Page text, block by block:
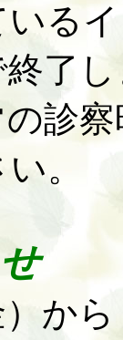
いる
了
診
。
）か